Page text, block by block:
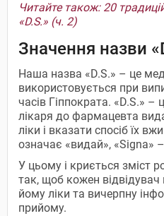
Читайте також: 20
«D.S.» (ч. 2)
Значення назви
Наша назва «D.S.» – це
використовується при
часів Гіппократа. «D.S.» –
лікаря до фармацевта
ліки і вказати спосіб їх
означає «видай», «Signa»
У цьому і криється зміст
так, щоб кожен відвідувач
йому ліки та вичерпну
прийому.